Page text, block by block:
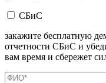
СБиС
закажите бесплатную
отчетности СБиС и
вам время и сбережет